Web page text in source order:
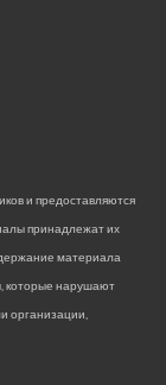
и предоставляются
принадлежат их
материала
которые нарушают
организации,